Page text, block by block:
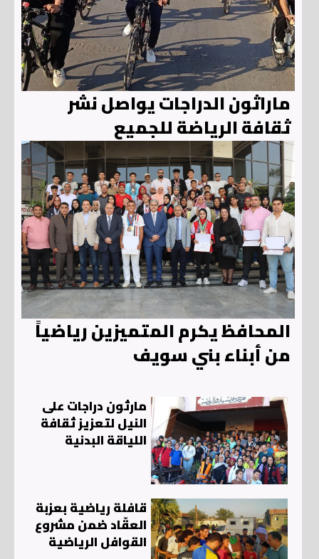
ماراثون الدراجات يواصل نشر
ثقافة الرياضة للجميع
المحافظ يكرم المتميزين رياضياً
من أبناء بني سويف
مارثون دراجات على
النيل لتعزيز ثقافة
اللياقة البدنية
قافلة رياضية بعزبة
العقّاد ضمن مشروع
القوافل الرياضية